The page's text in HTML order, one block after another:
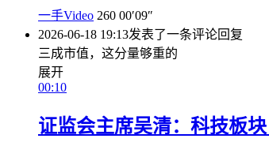
一手Video 260 00′09″
2026-06-18 19:13发表了一条评论回复
三成市值，这分量够重的
展开
00:10
证监会主席吴清：科技板